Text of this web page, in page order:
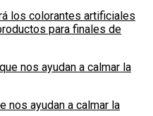
los colorantes artificiales
para finales de
nos ayudan a calmar la